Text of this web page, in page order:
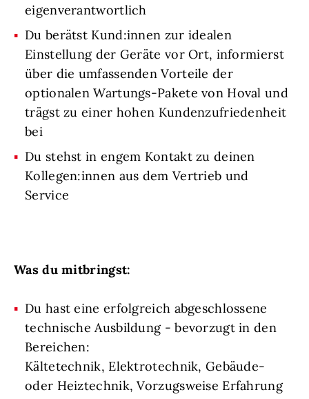
eigenverantwortlich
Du berätst Kund:innen zur idealen
Einstellung der Geräte vor Ort, informierst
über die umfassenden Vorteile der
optionalen Wartungs-Pakete von Hoval und
trägst zu einer hohen Kundenzufriedenheit
bei
Du stehst in engem Kontakt zu deinen
Kollegen:innen aus dem Vertrieb und
Service
Was du mitbringst:
Du hast eine erfolgreich abgeschlossene
technische Ausbildung - bevorzugt in den
Bereichen:
Kältetechnik, Elektrotechnik, Gebäude-
oder Heiztechnik, Vorzugsweise Erfahrung